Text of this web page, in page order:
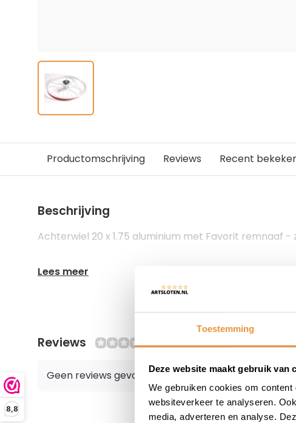
Toestemming
Deze website maakt gebruik van
We gebruiken cookies om
websiteverkeer te analyseren.
media, adverteren en analyse.
8,8
Productomschrijving Reviews Recent
Beschrijving
Achterwiel 20 x 1.75 aluminium met Favorit remnaaf -
Lees meer
Reviews 0/10
Geen reviews gevonden